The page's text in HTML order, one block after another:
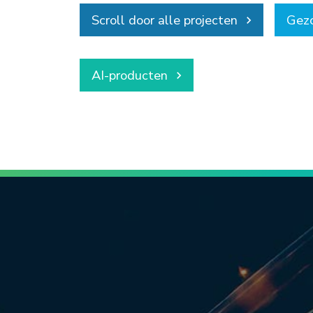
Scroll door alle projecten keyboard_arrow_right
AI-producten keyboard_arrow_right